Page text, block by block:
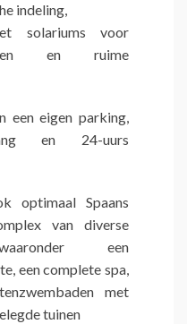
indeling,
solariums voor
en ruime
een eigen parking,
en 24-uurs
optimaal Spaans
van diverse
een
een complete spa,
met
tuinen